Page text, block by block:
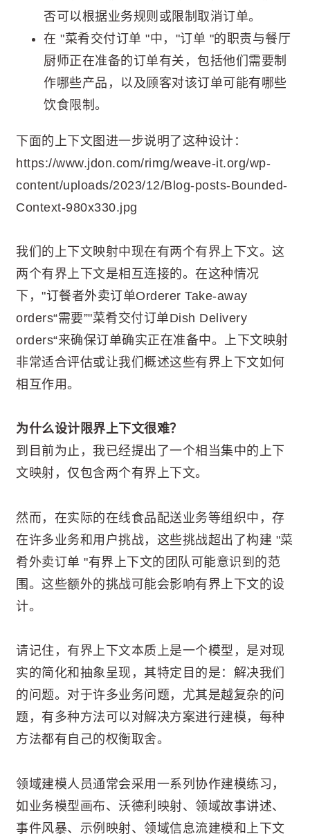
否可以根据业务规则或限制取消订单。
在 "菜肴交付订单 "中，"订单 "的职责与餐厅
厨师正在准备的订单有关，包括他们需要制
作哪些产品，以及顾客对该订单可能有哪些
饮食限制。
下面的上下文图进一步说明了这种设计：
https://www.jdon.com/rimg/weave-it.org/wp-
content/uploads/2023/12/Blog-posts-Bounded-
Context-980x330.jpg
我们的上下文映射中现在有两个有界上下文。这
两个有界上下文是相互连接的。在这种情况
下，"订餐者外卖订单Orderer Take-away
orders“需要”"菜肴交付订单Dish Delivery
orders“来确保订单确实正在准备中。上下文映射
非常适合评估或让我们概述这些有界上下文如何
相互作用。
为什么设计限界上下文很难？
到目前为止，我已经提出了一个相当集中的上下
文映射，仅包含两个有界上下文。
然而，在实际的在线食品配送业务等组织中，存
在许多业务和用户挑战，这些挑战超出了构建 "菜
肴外卖订单 "有界上下文的团队可能意识到的范
围。这些额外的挑战可能会影响有界上下文的设
计。
请记住，有界上下文本质上是一个模型，是对现
实的简化和抽象呈现，其特定目的是：解决我们
的问题。对于许多业务问题，尤其是越复杂的问
题，有多种方法可以对解决方案进行建模，每种
方法都有自己的权衡取舍。
领域建模人员通常会采用一系列协作建模练习，
如业务模型画布、沃德利映射、领域故事讲述、
事件风暴、示例映射、领域信息流建模和上下文